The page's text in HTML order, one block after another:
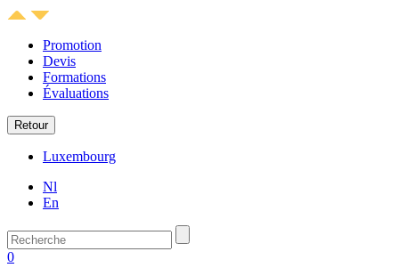
Promotion
Devis
Formations
Évaluations
Retour
Luxembourg
Nl
En
0